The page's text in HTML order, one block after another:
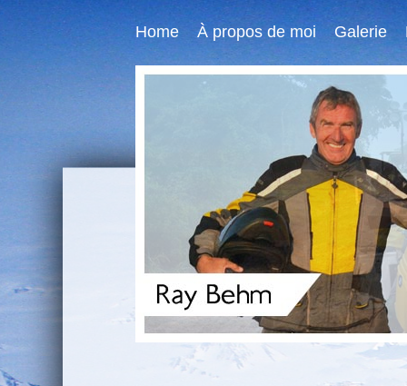
Home À propos de moi Galerie